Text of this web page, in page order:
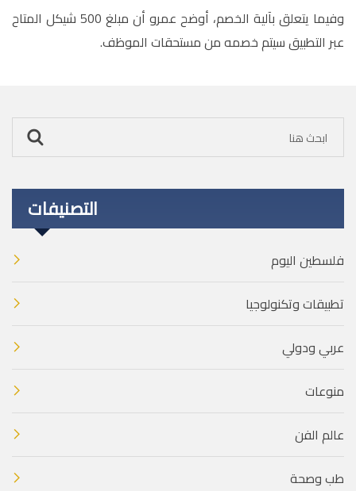
وفيما يتعلق بآلية الخصم، أوضح عمرو أن مبلغ 500 شيكل المتاح
عبر التطبيق سيتم خصمه من مستحقات الموظف.
التصنيفات
فلسطين اليوم
تطبيقات وتكنولوجيا
عربي ودولي
منوعات
عالم الفن
طب وصحة